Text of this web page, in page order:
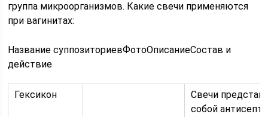
группа микроорганизмов. Какие свечи применяются
при вагинитах:
Название суппозиториевФотоОписаниеСостав и
действие
Гексикон
Свечи
собой